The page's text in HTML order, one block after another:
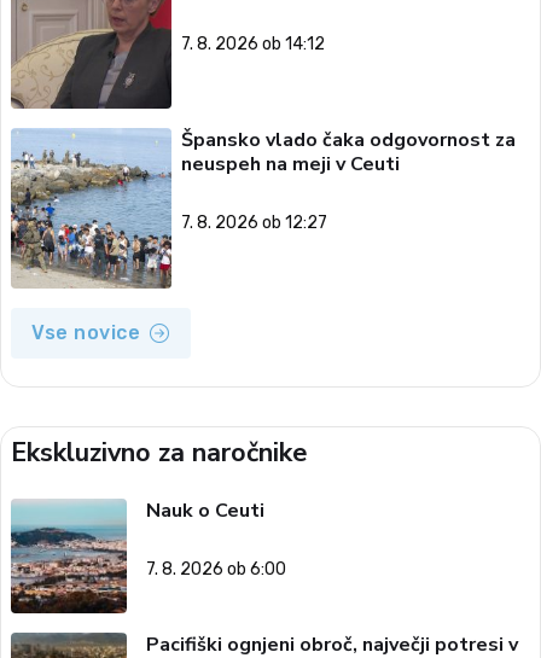
7. 8. 2026 ob 14:12
Špansko vlado čaka odgovornost za
neuspeh na meji v Ceuti
7. 8. 2026 ob 12:27
Vse novice
Ekskluzivno za naročnike
Nauk o Ceuti
7. 8. 2026 ob 6:00
Pacifiški ognjeni obroč, največji potresi v